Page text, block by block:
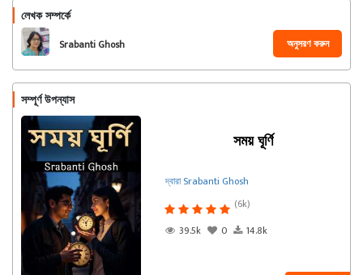
লেখক সম্পর্কে
Srabanti Ghosh অনুসরণ করুন
সম্পূর্ণ উপন্যাস
সময় ঘূর্ণি
দ্বারা Srabanti Ghosh
(6k)
39.5k
0 14.8k